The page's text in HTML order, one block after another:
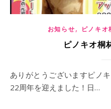
お知らせ, ピノキ
ピノキオ桐
ありがとうございますピノキオ桐林店です！ 当店は11月で
22周年を迎えました！日…